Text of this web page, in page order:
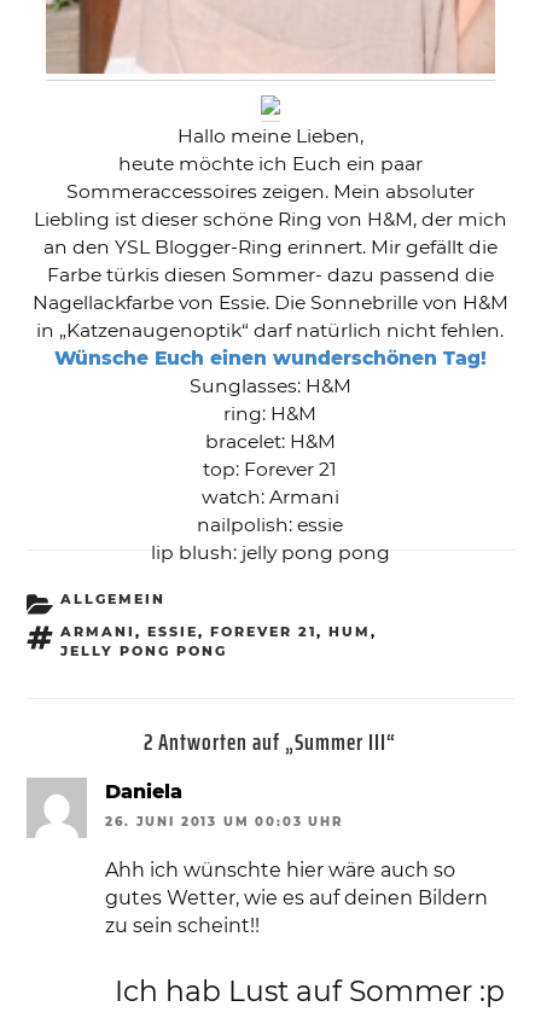
Hallo meine Lieben,
heute möchte ich Euch ein paar
Sommeraccessoires zeigen. Mein absoluter
Liebling ist dieser schöne Ring von H&M, der mich
an den YSL Blogger-Ring erinnert. Mir gefällt die
Farbe türkis diesen Sommer- dazu passend die
Nagellackfarbe von Essie. Die Sonnebrille von H&M
in „Katzenaugenoptik“ darf natürlich nicht fehlen.
Wünsche Euch einen wunderschönen Tag!
Sunglasses: H&M
ring: H&M
bracelet: H&M
top: Forever 21
watch: Armani
nailpolish: essie
lip blush: jelly pong pong
KATEGORIEN
ALLGEMEIN
SCHLAGWÖRTER
ARMANI , ESSIE, FOREVER 21, HUM ,
JELLY PONG PONG
2 Antworten auf „Summer III“
Daniela
26. JUNI 2013 UM 00:03 UHR
Ahh ich wünschte hier wäre auch so
gutes Wetter, wie es auf deinen Bildern
zu sein scheint!!
Ich hab Lust auf Sommer :p